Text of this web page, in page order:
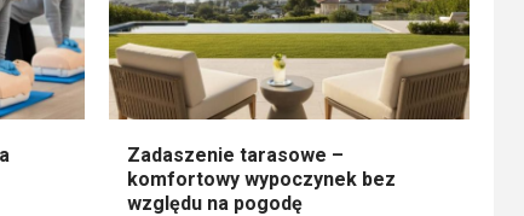
Zadaszenie tarasowe –
komfortowy wypoczynek bez
względu na pogodę